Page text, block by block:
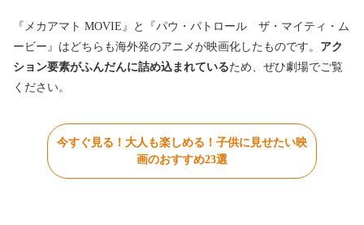
『メカアマト MOVIE』と『パウ・パトロール ザ・マイティ・ム
ービー』はどちらも海外発のアニメが映画化したものです。 アク
ション要素がふんだんに詰め込まれているため、ぜひ劇場でご覧
ください。
今すぐ見る！大人も楽しめる！子供に見せたい映
画のおすすめ23選